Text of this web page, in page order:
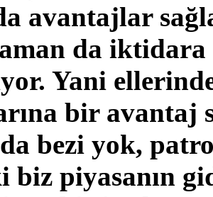
avantajlar
da
Yani
bir avantaj
bezi yok,
biz piyasanın